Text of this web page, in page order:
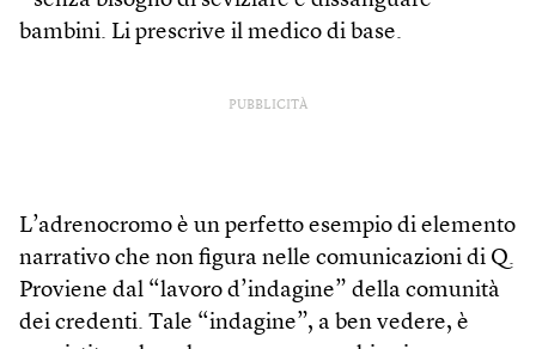
bambini. Li prescrive il medico di base.
PUBBLICITÀ
L’adrenocromo è un perfetto esempio di elemento
narrativo che non figura nelle comunicazioni di Q.
Proviene dal “lavoro d’indagine” della comunità
dei credenti. Tale “indagine”, a ben vedere, è